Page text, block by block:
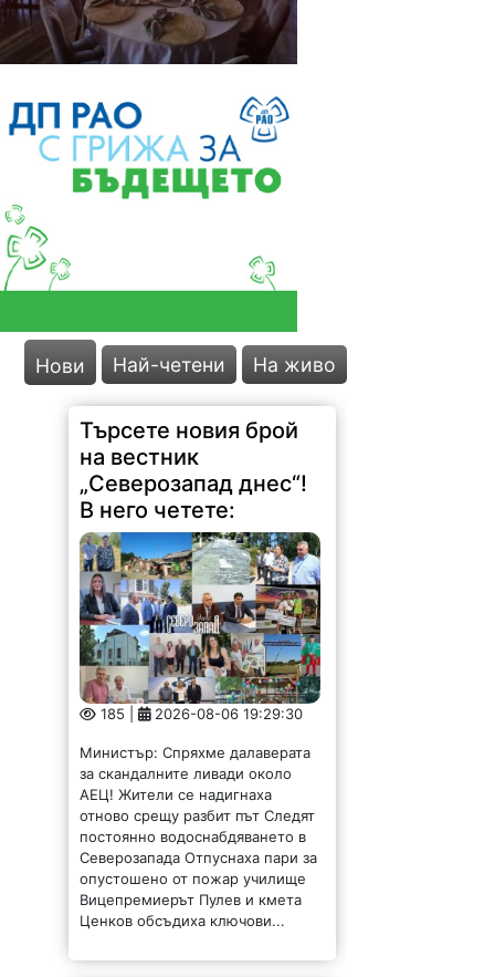
Нови Най-четени На живо
Търсете новия брой
на вестник
„Северозапад днес“!
В него четете:
185 | 2026-08-06 19:29:30
за скандалните ливади около
АЕЦ! Жители се надигнаха
отново срещу разбит път Следят
постоянно водоснабдяването в
Северозапада Отпуснаха пари за
опустошено от пожар училище
Вицепремиерът Пулев и кмета
Ценков обсъдиха ключови...